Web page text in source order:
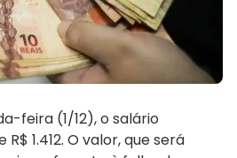
feira (1/12), o salário
1.412. O valor, que será